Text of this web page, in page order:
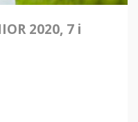
2020, 7 i